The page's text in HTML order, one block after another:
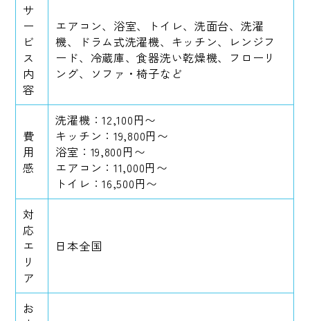
サ
ー
ビ
ス
内
容
エアコン、浴室、トイレ、洗面台、洗濯
機、ドラム式洗濯機、キッチン、レンジフ
ード、冷蔵庫、食器洗い乾燥機、フローリ
ング、ソファ・椅子など
費
用
感
洗濯機：12,100円〜
キッチン：19,800円〜
浴室：19,800円〜
エアコン：11,000円〜
トイレ：16,500円〜
対
応
エ
リ
ア
日本全国
お